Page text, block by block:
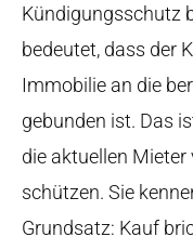
Kündigungsschutz
bedeutet, dass der
Immobilie an die
gebunden ist. Das
die aktuellen
schützen. Sie
Grundsatz: Kauf